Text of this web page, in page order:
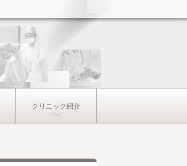
クリニック紹介